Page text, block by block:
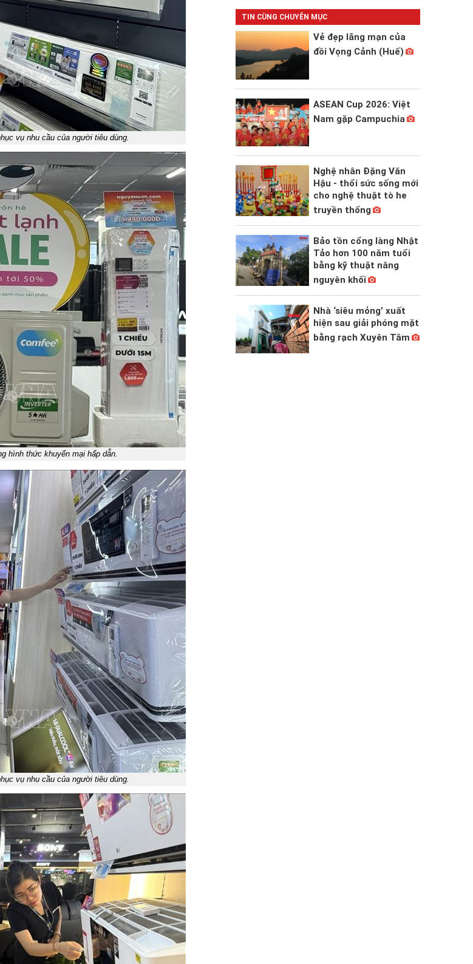
vụ nhu cầu của người tiêu dùng.
hình thức khuyến mại hấp dẫn.
vụ nhu cầu của người tiêu dùng.
TIN CÙNG CHUYÊN MỤC
Vẻ đẹp lãng mạn của
đồi Vọng Cảnh (Huế)
ASEAN Cup 2026: Việt
Nam gặp Campuchia
Nghệ nhân Đặng Văn
Hậu - thổi sức sống mới
cho nghệ thuật tò he
truyền thống
Bảo tồn cổng làng Nhật
Tảo hơn 100 năm tuổi
bằng kỹ thuật nâng
nguyên khối
Nhà ‘siêu mỏng’ xuất
hiện sau giải phóng mặt
bằng rạch Xuyên Tâm